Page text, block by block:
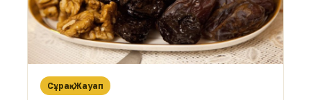
Сұрақ-Жауап